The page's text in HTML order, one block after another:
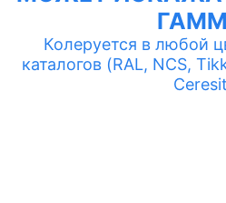
Колеруется в любой
каталогов (RAL, NCS,